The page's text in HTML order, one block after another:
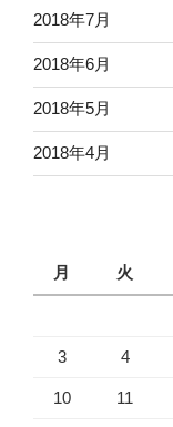
2018年7月
2018年6月
2018年5月
2018年4月
月
火
3 4
10 11